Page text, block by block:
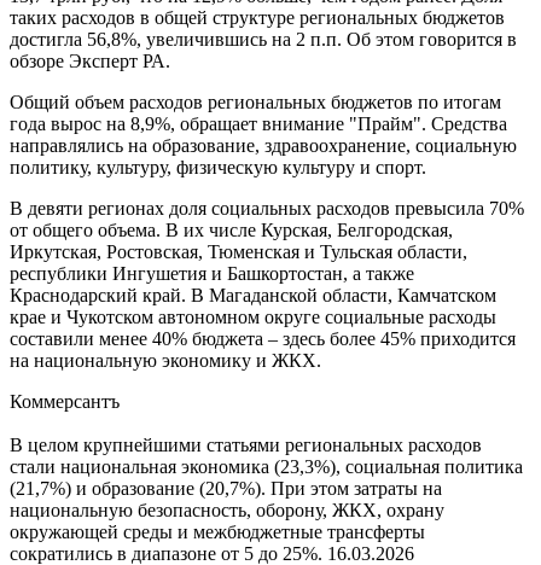
таких расходов в общей структуре региональных бюджетов
достигла 56,8%, увеличившись на 2 п.п. Об этом говорится в
обзоре Эксперт РА.
Общий объем расходов региональных бюджетов по итогам
года вырос на 8,9%, обращает внимание "Прайм". Средства
направлялись на образование, здравоохранение, социальную
политику, культуру, физическую культуру и спорт.
В девяти регионах доля социальных расходов превысила 70%
от общего объема. В их числе Курская, Белгородская,
Иркутская, Ростовская, Тюменская и Тульская области,
республики Ингушетия и Башкортостан, а также
Краснодарский край. В Магаданской области, Камчатском
крае и Чукотском автономном округе социальные расходы
составили менее 40% бюджета – здесь более 45% приходится
на национальную экономику и ЖКХ.
Коммерсантъ
В целом крупнейшими статьями региональных расходов
стали национальная экономика (23,3%), социальная политика
(21,7%) и образование (20,7%). При этом затраты на
национальную безопасность, оборону, ЖКХ, охрану
окружающей среды и межбюджетные трансферты
сократились в диапазоне от 5 до 25%. 16.03.2026